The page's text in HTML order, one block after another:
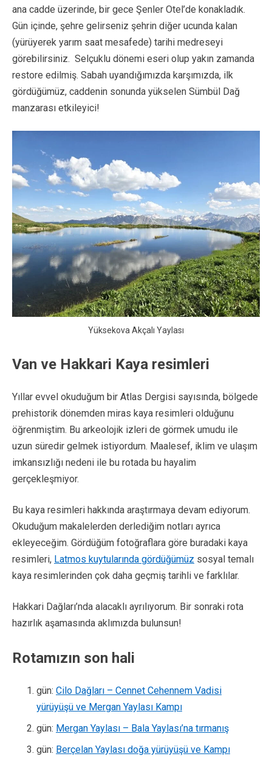
ana cadde üzerinde, bir gece Şenler Otel’de konakladık.
Gün içinde, şehre gelirseniz şehrin diğer ucunda kalan
(yürüyerek yarım saat mesafede) tarihi medreseyi
görebilirsiniz. Selçuklu dönemi eseri olup yakın zamanda
restore edilmiş. Sabah uyandığımızda karşımızda, ilk
gördüğümüz, caddenin sonunda yükselen Sümbül Dağ
manzarası etkileyici!
Yüksekova Akçalı Yaylası
Van ve Hakkari Kaya resimleri
Yıllar evvel okuduğum bir Atlas Dergisi sayısında, bölgede
prehistorik dönemden miras kaya resimleri olduğunu
öğrenmiştim. Bu arkeolojik izleri de görmek umudu ile
uzun süredir gelmek istiyordum. Maalesef, iklim ve ulaşım
imkansızlığı nedeni ile bu rotada bu hayalim
gerçekleşmiyor.
Bu kaya resimleri hakkında araştırmaya devam ediyorum.
Okuduğum makalelerden derlediğim notları ayrıca
ekleyeceğim. Gördüğüm fotoğraflara göre buradaki kaya
resimleri, Latmos kuytularında gördüğümüz sosyal temalı
kaya resimlerinden çok daha geçmiş tarihli ve farklılar.
Hakkari Dağları’nda alacaklı ayrılıyorum. Bir sonraki rota
hazırlık aşamasında aklımızda bulunsun!
Rotamızın son hali
gün: Cilo Dağları – Cennet Cehennem Vadisi
yürüyüşü ve Mergan Yaylası Kampı
gün: Mergan Yaylası – Bala Yaylası’na tırmanış
gün: Berçelan Yaylası doğa yürüyüşü ve Kampı